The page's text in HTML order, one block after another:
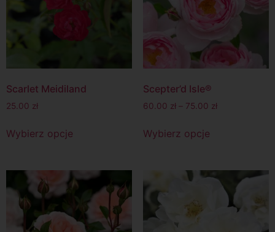
Scarlet Meidiland
25.00 zł
Wybierz opcje
Scepter’d Isle®
60.00 zł – 75.00 zł
Wybierz opcje